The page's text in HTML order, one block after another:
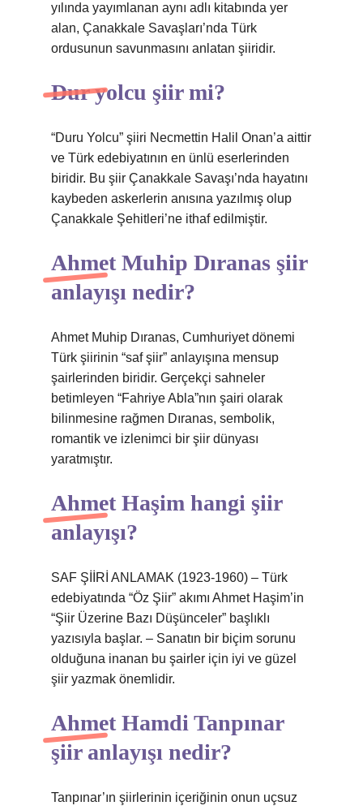
yılında yayımlanan aynı adlı kitabında yer
alan, Çanakkale Savaşları’nda Türk
ordusunun savunmasını anlatan şiiridir.
Dur yolcu şiir mi?
“Duru Yolcu” şiiri Necmettin Halil Onan’a aittir
ve Türk edebiyatının en ünlü eserlerinden
biridir. Bu şiir Çanakkale Savaşı’nda hayatını
kaybeden askerlerin anısına yazılmış olup
Çanakkale Şehitleri’ne ithaf edilmiştir.
Ahmet Muhip Dıranas şiir
anlayışı nedir?
Ahmet Muhip Dıranas, Cumhuriyet dönemi
Türk şiirinin “saf şiir” anlayışına mensup
şairlerinden biridir. Gerçekçi sahneler
betimleyen “Fahriye Abla”nın şairi olarak
bilinmesine rağmen Dıranas, sembolik,
romantik ve izlenimci bir şiir dünyası
yaratmıştır.
Ahmet Haşim hangi şiir
anlayışı?
SAF ŞİİRİ ANLAMAK (1923-1960) – Türk
edebiyatında “Öz Şiir” akımı Ahmet Haşim’in
“Şiir Üzerine Bazı Düşünceler” başlıklı
yazısıyla başlar. – Sanatın bir biçim sorunu
olduğuna inanan bu şairler için iyi ve güzel
şiir yazmak önemlidir.
Ahmet Hamdi Tanpınar
şiir anlayışı nedir?
Tanpınar’ın şiirlerinin içeriğinin onun uçsuz